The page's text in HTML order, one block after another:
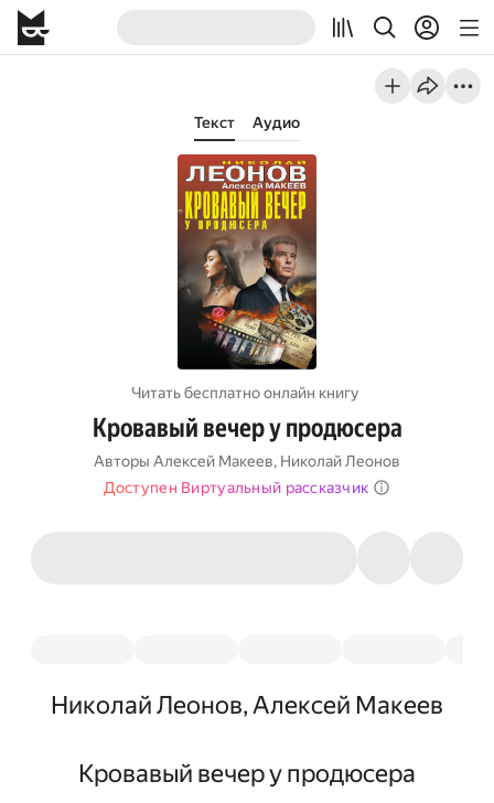
Текст Аудио
Читать бесплатно онлайн книгу
Кровавый вечер у продюсера
Авторы Алексей Макеев, Николай Леонов
Доступен Виртуальный рассказчик
Николай Леонов, Алексей Макеев
Кровавый вечер у продюсера